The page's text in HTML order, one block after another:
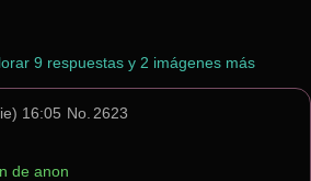
9 respuestas y 2 imágenes más
16:05 No. 2623
de anon